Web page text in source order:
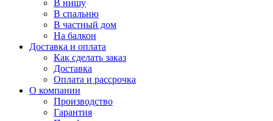
В нишу
В спальню
В частный дом
На балкон
Доставка и оплата
Как сделать заказ
Доставка
Оплата и рассрочка
О компании
Производство
Гарантия